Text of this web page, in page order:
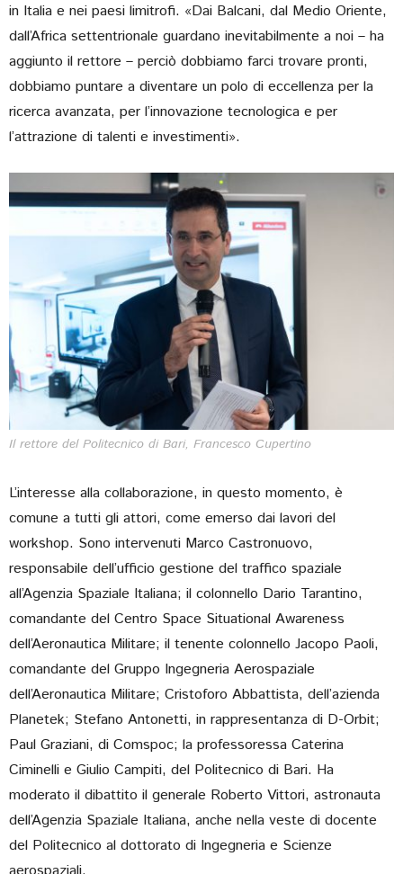
in Italia e nei paesi limitrofi. «Dai Balcani, dal Medio Oriente,
dall’Africa settentrionale guardano inevitabilmente a noi – ha
aggiunto il rettore – perciò dobbiamo farci trovare pronti,
dobbiamo puntare a diventare un polo di eccellenza per la
ricerca avanzata, per l’innovazione tecnologica e per
l’attrazione di talenti e investimenti».
Il rettore del Politecnico di Bari, Francesco Cupertino
L’interesse alla collaborazione, in questo momento, è
comune a tutti gli attori, come emerso dai lavori del
workshop. Sono intervenuti Marco Castronuovo,
responsabile dell’ufficio gestione del traffico spaziale
all’Agenzia Spaziale Italiana; il colonnello Dario Tarantino,
comandante del Centro Space Situational Awareness
dell’Aeronautica Militare; il tenente colonnello Jacopo Paoli,
comandante del Gruppo Ingegneria Aerospaziale
dell’Aeronautica Militare; Cristoforo Abbattista, dell’azienda
Planetek; Stefano Antonetti, in rappresentanza di D-Orbit;
Paul Graziani, di Comspoc; la professoressa Caterina
Ciminelli e Giulio Campiti, del Politecnico di Bari. Ha
moderato il dibattito il generale Roberto Vittori, astronauta
dell’Agenzia Spaziale Italiana, anche nella veste di docente
del Politecnico al dottorato di Ingegneria e Scienze